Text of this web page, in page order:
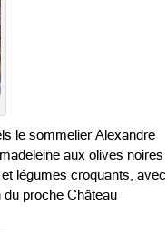
le sommelier Alexandre
aux olives noires
légumes croquants, avec
proche Château